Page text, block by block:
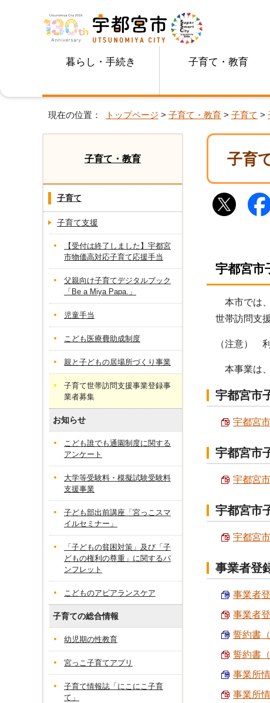
暮らし・手続き 子育て・教育
現在の位置： トップページ > 子育て・教育 > 子育て >
子育
宇都宮市
本市では
世帯訪問支
（注意）
本事業は、
宇都宮市
宇都宮
宇都宮市
宇都宮
宇都宮市
宇都宮
事業者登
事業者
事業者
誓約書
誓約書
事業所
事業所
子育て・教育
子育て
子育て支援
【受付は終了しました】宇都宮
市物価高対応子育て応援手当
父親向け子育てデジタルブック
「Be a Miya Papa.」
児童手当
こども医療費助成制度
親と子どもの居場所づくり事業
子育て世帯訪問支援事業登録事
業者募集
お知らせ
こども誰でも通園制度に関する
アンケート
大学等受験料・模擬試験受験料
支援事業
子ども部出前講座「宮っこスマ
イルセミナー」
「子どもの貧困対策」及び「子
どもの権利の尊重」に関するパ
ンフレット
こどものアピアランスケア
子育ての総合情報
幼児期の性教育
宮っこ子育てアプリ
子育て情報誌「にこにこ子育
て」